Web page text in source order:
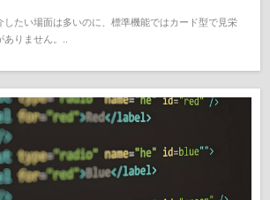
したい場面は多いのに、標準機能ではカード型で見栄
りません。..